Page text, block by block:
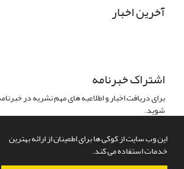
این وب سایت از کوکی ها برای اطمینان از ارائه بهترین
خدمات استفاده می کند.
آخرین اخبار
اشتراک خبرنامه
برای دریافت اخبار و اطلاعیه های مهم نشریه در
شوید.